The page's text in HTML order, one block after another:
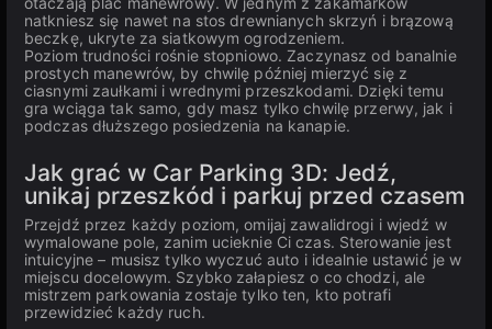
natkniesz się nawet na stos drewnianych skrzyń i brązową
beczkę, ukryte za siatkowym ogrodzeniem.
Poziom trudności rośnie stopniowo. Zaczynasz od banalnie
prostych manewrów, by chwilę później mierzyć się z
ciasnymi zaułkami i wrednymi przeszkodami. Dzięki temu
gra wciąga tak samo, gdy masz tylko chwilę przerwy, jak i
podczas dłuższego posiedzenia na kanapie.
Jak grać w Car Parking 3D: Jedź,
unikaj przeszkód i parkuj przed czasem
Przejdź przez każdy poziom, omijaj zawalidrogi i wjedź w
wymalowane pole, zanim ucieknie Ci czas. Sterowanie jest
intuicyjne – musisz tylko wyczuć auto i idealnie ustawić je w
miejscu docelowym. Szybko załapiesz o co chodzi, ale
mistrzem parkowania zostaje tylko ten, kto potrafi
przewidzieć każdy ruch.